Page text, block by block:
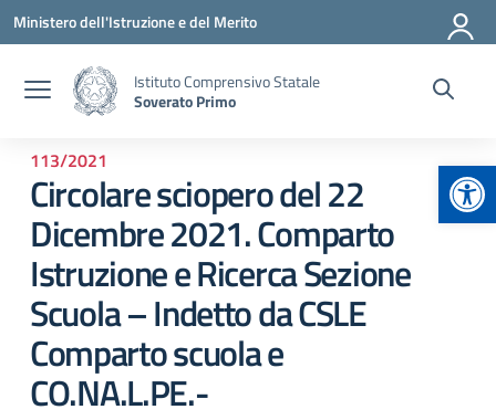
Vai ai contenuti
Vai al menu di navigazione
Vai al footer
Ministero dell'Istruzione e del Merito
Istituto Comprensivo Statale
Soverato Primo
113/2021
Circolare sciopero del 22
Dicembre 2021. Comparto
Istruzione e Ricerca Sezione
Scuola – Indetto da CSLE
Comparto scuola e
CO.NA.L.PE.-